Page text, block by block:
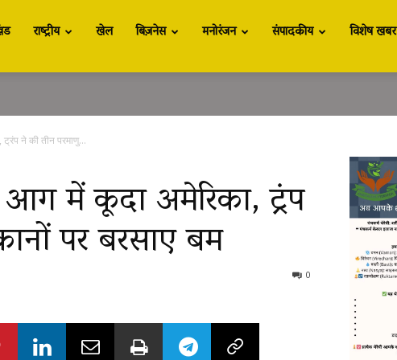
राष्ट्रीय खेल बिज़नेस मनोरंजन संपादकीय विशेष खबर
ने की तीन परमाणु...
आग में कूदा अमेरिका, ट्रंप
पर बरसाए बम
0